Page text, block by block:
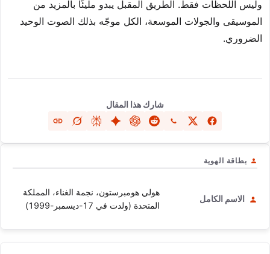
وليس اللحظات فقط. الطريق المقبل يبدو مليئًا بالمزيد من
الموسيقى والجولات الموسعة، الكل موجّه بذلك الصوت الوحيد
الضروري.
شارك هذا المقال
بطاقة الهوية
الاسم الكامل
هولي هومبرستون، نجمة الغناء، المملكة
المتحدة (ولدت في 17-ديسمبر-1999)